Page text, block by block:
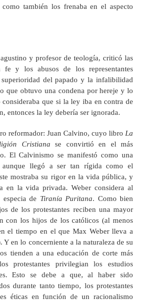
también los frenaba en el aspecto
y profesor de teología, criticó las
fe y los abusos de los representantes
del papado y la infalibilidad
que obtuvo una condena por hereje y lo
que si la ley iba en contra de
entonces la ley debería ser ignorada.
reformador: Juan Calvino, cuyo libro La
Cristiana se convirtió en el más
El Calvinismo se manifestó como una
aunque llegó a ser tan rígida como el
mostraba su rigor en la vida pública, y
en la vida privada. Weber considera al
de Tiranía Puritana. Como bien
de los protestantes reciben una mayor
con los hijos de los católicos (al menos
el tiempo en el que Max Weber lleva a
Y en lo concerniente a la naturaleza de su
tienden a una educación de corte más
protestantes privilegian los estudios
Esto se debe a que, al haber sido
durante tanto tiempo, los protestantes
éticas en función de un racionalismo